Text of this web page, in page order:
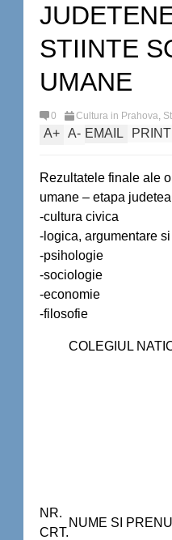
STIINTE
UMANE
0 Cultura in Prahova,
A+ A- EMAIL PRINT
Rezultatele finale ale
umane – etapa
-cultura civica
-logica, argumentare
-psihologie
-sociologie
-economie
-filosofie
COLEGIUL
NR.
CRT.
NUME SI